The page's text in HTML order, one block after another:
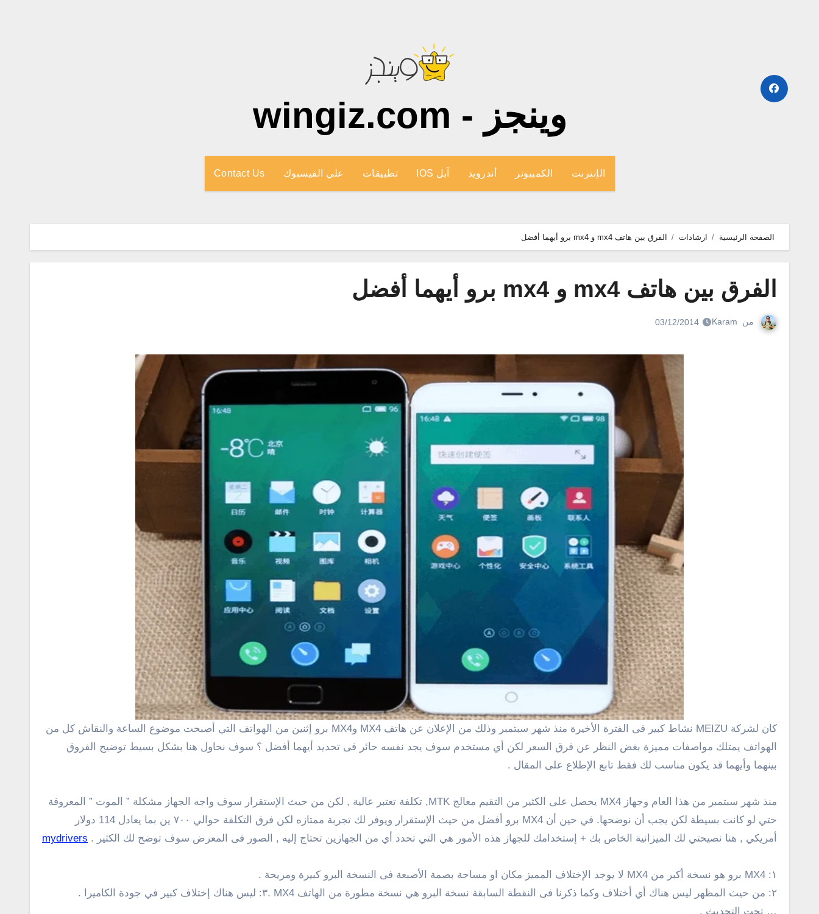
وينجز - wingiz.com
الإنترنت الكمبيوتر أندرويد آبل IOS تطبيقات علي الفيسبوك Contact Us
الصفحة الرئيسية ارشادات الفرق بين هاتف mx4 و mx4 برو أيهما أفضل
الفرق بين هاتف mx4 و mx4 برو أيهما أفضل
من Karam
03/12/2014
كان لشركة MEIZU نشاط كبير فى الفترة الأخيرة منذ شهر سبتمبر وذلك من الإعلان عن هاتف MX4 وMX4 برو إثنين من الهواتف التي أصبحت موضوع الساعة والنقاش كل من
الهواتف يمتلك مواصفات مميزة بغض النظر عن فرق السعر لكن أي مستخدم سوف يجد نفسه حائر فى تحديد أيهما أفضل ؟ سوف نحاول هنا بشكل بسيط توضيح الفروق
بينهما وأيهما قد يكون مناسب لك فقط تابع الإطلاع على المقال .
منذ شهر سبتمبر من هذا العام وجهاز MX4 يحصل على الكثير من التقيم معالج MTK, تكلفة تعتبر عالية , لكن من حيث الإستقرار سوف واجه الجهاز مشكلة ” الموت ” المعروفة
حتي لو كانت بسيطة لكن يجب أن نوضحها. في حين أن MX4 برو أفضل من حيث الإستقرار ويوفر لك تجربة ممتازه لكن فرق التكلفة حوالي ٧٠٠ ين بما يعادل 114 دولار
أمريكي , هنا نصيحتي لك الميزانية الخاص بك + إستخدامك للجهاز هذه الأمور هي التي تحدد أي من الجهازين تحتاج إليه , الصور فى المعرض سوف توضح لك الكثير . mydrivers
١: MX4 برو هو نسخة أكبر من MX4 لا يوجد الإختلاف المميز مكان او مساحة بصمة الأصبعة فى النسخة البرو كبيرة ومريحة .
٢: من حيث المظهر ليس هناك أي أختلاف وكما ذكرنا فى النقطة السابقة نسخة البرو هي نسخة مطورة من الهاتف
MX4 .٣: ليس هناك إختلاف كبير في جودة الكاميرا .
… تحت التحديث .